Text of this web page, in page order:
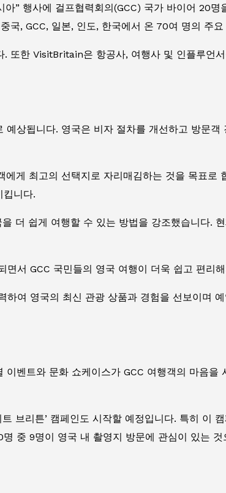
” 행사에 걸프협력회의(GCC) 국가 바이어 20명
국, GCC, 일본, 인도, 한국에서 온 70여 명의 주
또한 VisitBritain은 항공사, 여행사 및 인플루언
상됩니다. 영국은 비자 절차를 개선하고 방문객
게 최고의 선택지로 자리매김하는 것을 목표로
킵니다.
더 쉽게 여행할 수 있는 방법을 강조했습니다.
서 GCC 국민들의 영국 여행이 더욱 쉽고 편리
여 영국의 최신 관광 상품과 경험을 선보이며
벤트와 문화 쇼케이스가 GCC 여행객의 마음을
브리튼’ 캠페인도 시작할 예정입니다. 특히 이
중 9명이 영국 내 촬영지 방문에 관심이 있는 것